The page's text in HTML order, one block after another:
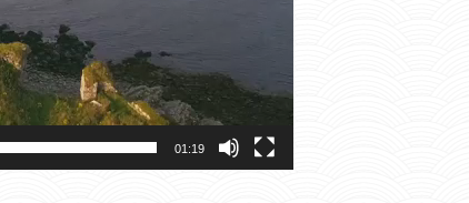
01:19